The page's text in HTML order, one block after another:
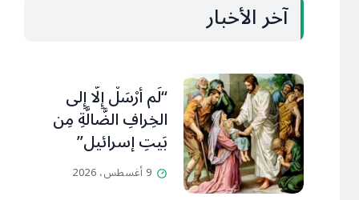
آخر الأخبار
“لَم أُرْسَلْ إِلَّا إِلى
الخِرافِ الضَّالَّةِ مِن
بَيتِ إسرائيل”
9 أغسطس، 2026